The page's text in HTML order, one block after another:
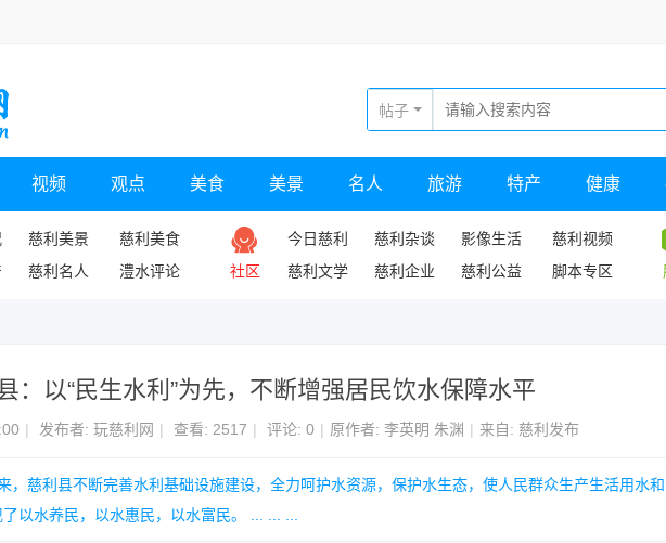
帖子
视频 观点 美食 美景 名人 旅游 特产 健康
慈利美景
慈利美食
慈利名人 澧水评论 社区
今日慈利 慈利杂谈 影像生活
慈利视频
慈利文学
慈利企业 慈利公益 脚本专区
：以“民生水利”为先，不断增强居民饮水保障水平
| 发布者: 玩慈利网 | 查看: 2517 | 评论: 0 | 原作者: 李英明 朱渊 | 来自: 慈利发布
，慈利县不断完善水利基础设施建设，全力呵护水资源，保护水生态，使人民群众生产生活用水和
以水养民，以水惠民，以水富民。 ... ... ...